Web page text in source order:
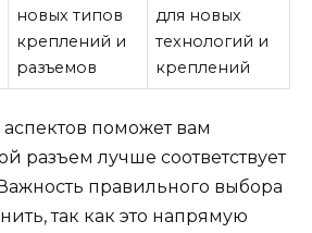
новых типов
креплений и
разъемов
для новых
технологий и
креплений
поможет вам
разъем лучше соответствует
правильного выбора
так как это напрямую